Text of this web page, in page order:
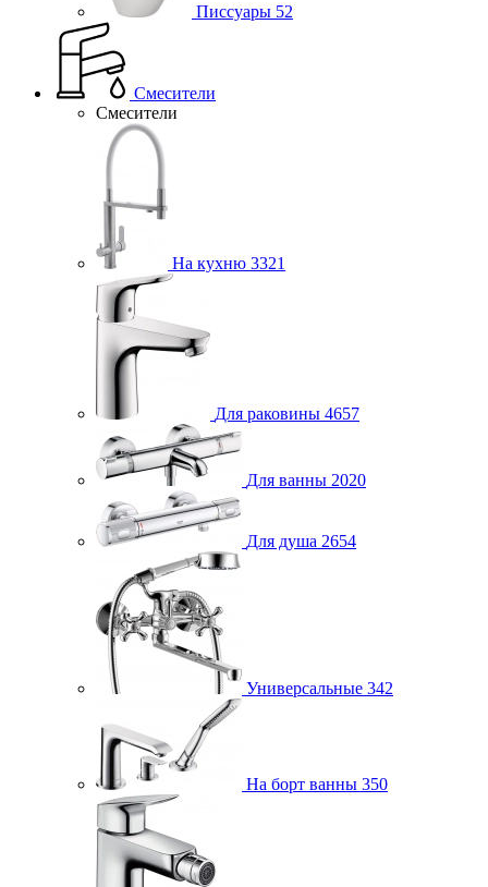
Писсуары 52
Смесители
Смесители
На кухню 3321
Для раковины 4657
Для ванны 2020
Для душа 2654
Универсальные 342
На борт ванны 350